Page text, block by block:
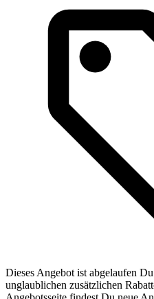
Dieses Angebot ist abgelaufen
unglaublichen zusätzlichen